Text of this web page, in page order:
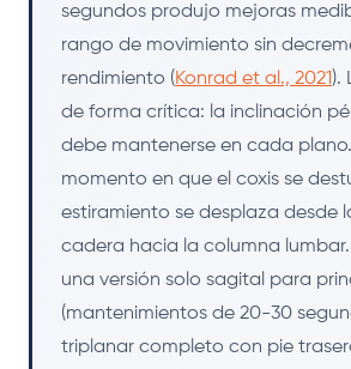
segundos produjo mejoras
rango de movimiento sin
rendimiento (Konrad et al., 2021).
de forma crítica: la inclinación
debe mantenerse en cada plano.
momento en que el coxis se
estiramiento se desplaza desde
cadera hacia la columna
una versión solo sagital para
(mantenimientos de 20-30
triplanar completo con pie